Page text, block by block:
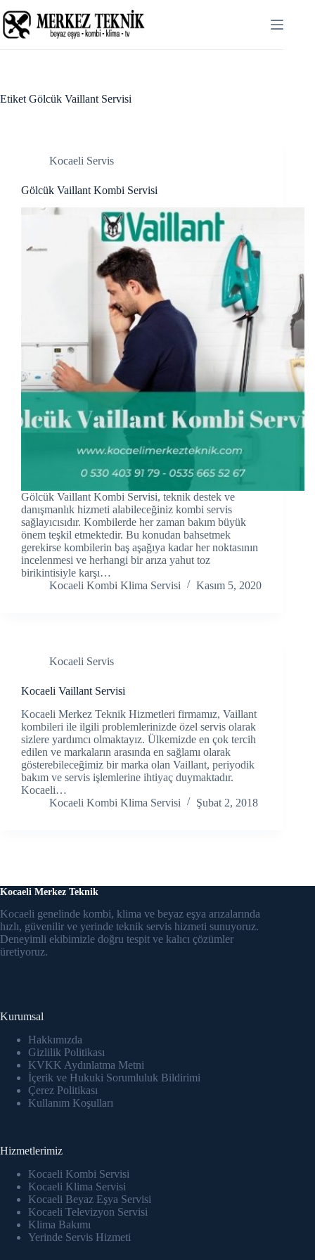
panel
panel
panel
panel
Panel
panel
panel
panel
panel
Panel
Panel
panel
panel
panel
Panel
panel
panel
panel
panel
panel
panel
panel
panel
panel
to
content
Etiket Gölcük Vaillant Servisi
Kocaeli Servis
Gölcük Vaillant Kombi Servisi
Gölcük Vaillant Kombi Servisi, teknik destek ve
danışmanlık hizmeti alabileceğiniz kombi servis
sağlayıcısıdır. Kombilerde her zaman bakım büyük
önem teşkil etmektedir. Bu konudan bahsetmek
gerekirse kombilerin baş aşağıya kadar her noktasının
incelenmesi ve herhangi bir arıza yahut toz
birikintisiyle karşı…
Kocaeli Kombi Klima Servisi
Kasım 5, 2020
Kocaeli Servis
Kocaeli Vaillant Servisi
Kocaeli Merkez Teknik Hizmetleri firmamız, Vaillant
kombileri ile ilgili problemlerinizde özel servis olarak
sizlere yardımcı olmaktayız. Ülkemizde en çok tercih
edilen ve markaların arasında en sağlamı olarak
gösterebileceğimiz bir marka olan Vaillant, periyodik
bakım ve servis işlemlerine ihtiyaç duymaktadır.
Kocaeli…
Kocaeli Kombi Klima Servisi
Şubat 2, 2018
Kocaeli Merkez Teknik
Kocaeli genelinde kombi, klima ve beyaz eşya arızalarında
hızlı, güvenilir ve yerinde teknik servis hizmeti sunuyoruz.
Deneyimli ekibimizle doğru tespit ve kalıcı çözümler
üretiyoruz.
Kurumsal
Hakkımızda
Gizlilik Politikası
KVKK Aydınlatma Metni
İçerik ve Hukuki Sorumluluk Bildirimi
Çerez Politikası
Kullanım Koşulları
Hizmetlerimiz
Kocaeli Kombi Servisi
Kocaeli Klima Servisi
Kocaeli Beyaz Eşya Servisi
Kocaeli Televizyon Servisi
Klima Bakımı
Yerinde Servis Hizmeti